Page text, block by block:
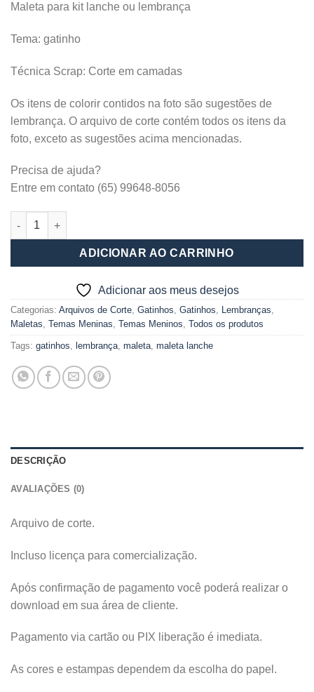
Maleta para kit lanche ou lembrança
Tema: gatinho
Técnica Scrap: Corte em camadas
Os itens de colorir contidos na foto são sugestões de
lembrança. O arquivo de corte contém todos os itens da
foto, exceto as sugestões acima mencionadas.
Precisa de ajuda?
Entre em contato (65) 99648-8056
Maleta G Kit lanche ou lembrança_gatinho 2 quantidade
ADICIONAR AO CARRINHO
Adicionar aos meus desejos
Categorias: Arquivos de Corte, Gatinhos, Gatinhos, Lembranças,
Maletas, Temas Meninas, Temas Meninos, Todos os produtos
Tags: gatinhos, lembrança, maleta, maleta lanche
DESCRIÇÃO
AVALIAÇÕES (0)
Arquivo de corte.
Incluso licença para comercialização.
Após confirmação de pagamento você poderá realizar o
download em sua área de cliente.
Pagamento via cartão ou PIX liberação é imediata.
As cores e estampas dependem da escolha do papel.